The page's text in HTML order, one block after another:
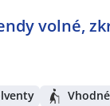
volné,